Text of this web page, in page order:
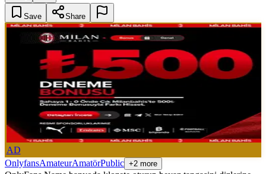
Save Share
AD
OnlyfansAmateurAmatörPublic +2 more